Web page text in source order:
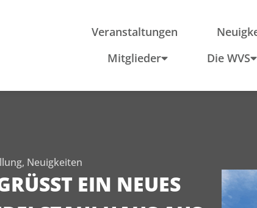
Veranstaltungen
Mitglieder
Die WVS
Anfahrt
, Neuigkeiten
EIN NEUES M